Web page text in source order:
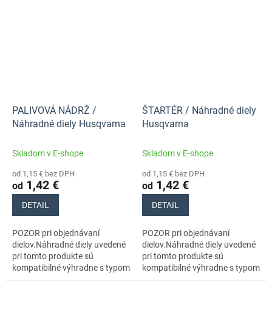
PALIVOVÁ NÁDRŽ /
Náhradné diely Husqvarna
Skladom v E-shope
od 1,15 € bez DPH
od 1,42 €
DETAIL
POZOR pri objednávaní
dielov.Náhradné diely uvedené
pri tomto produkte sú
kompatibilné výhradne s typom
stroja s číslom 970559735
ŠTARTÉR / Náhradné diely
Husqvarna
Skladom v E-shope
od 1,15 € bez DPH
od 1,42 €
DETAIL
POZOR pri objednávaní
dielov.Náhradné diely uvedené
pri tomto produkte sú
kompatibilné výhradne s typom
stroja s číslom 970559735